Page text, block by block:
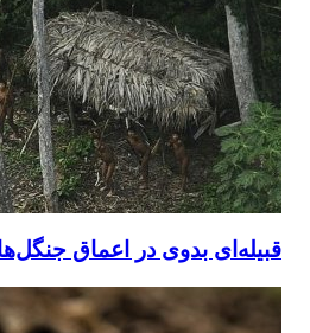
قبیله‌ای بدوی در اعماق